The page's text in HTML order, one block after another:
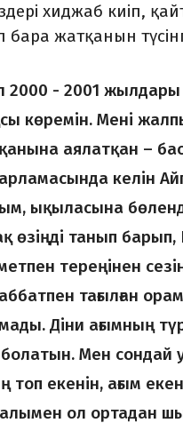
хиджаб киіп,
бара жатқанын
2000 - 2001 жылдары
көремін. Мені
аялатқан –
келін
ықыласына
өзіңді танып
тереңінен
тағылған
Діни ағымның
Мен сондай
топ екенін, ағым
ол ортадан